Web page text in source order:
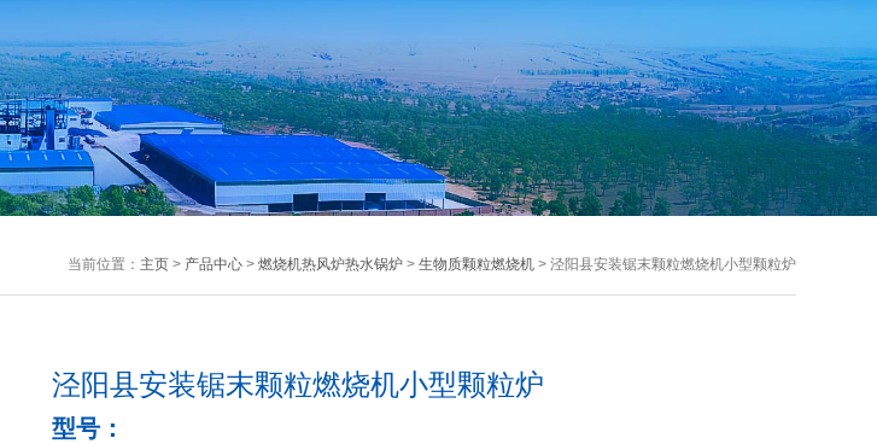
当前位置： 主页> 产品中心> 燃烧机热风炉热水锅炉> 生物质颗粒燃烧机> 泾阳县安装锯末颗粒燃烧机小型颗粒炉
泾阳县安装锯末颗粒燃烧机小型颗粒炉
型号：